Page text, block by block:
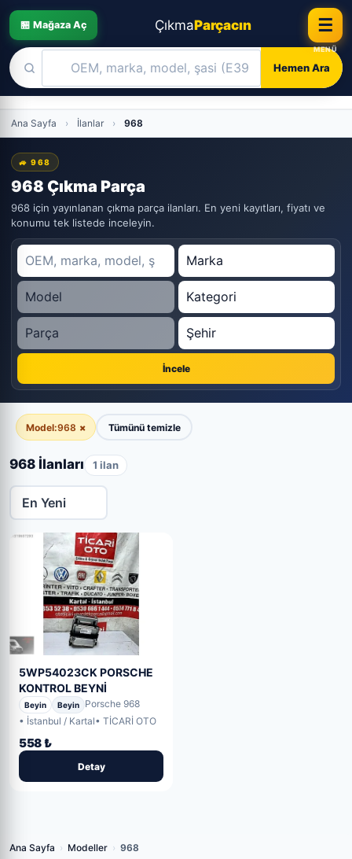
🏪 Mağaza Aç ÇıkmaParçacın
Hemen Ara
☰
to
content
Ana Sayfa › İlanlar › 968
🚙 968
968 Çıkma Parça
968 için yayınlanan çıkma parça ilanları. En yeni kayıtları, fiyatı ve
konumu tek listede inceleyin.
İncele
Model:968 × Tümünü temizle
968 İlanları 1 ilan
5WP54023CK PORSCHE
KONTROL BEYNİ
Beyin Beyin
Porsche 968
• İstanbul / Kartal• TİCARİ OTO
558 ₺
Detay
Ana Sayfa › Modeller › 968